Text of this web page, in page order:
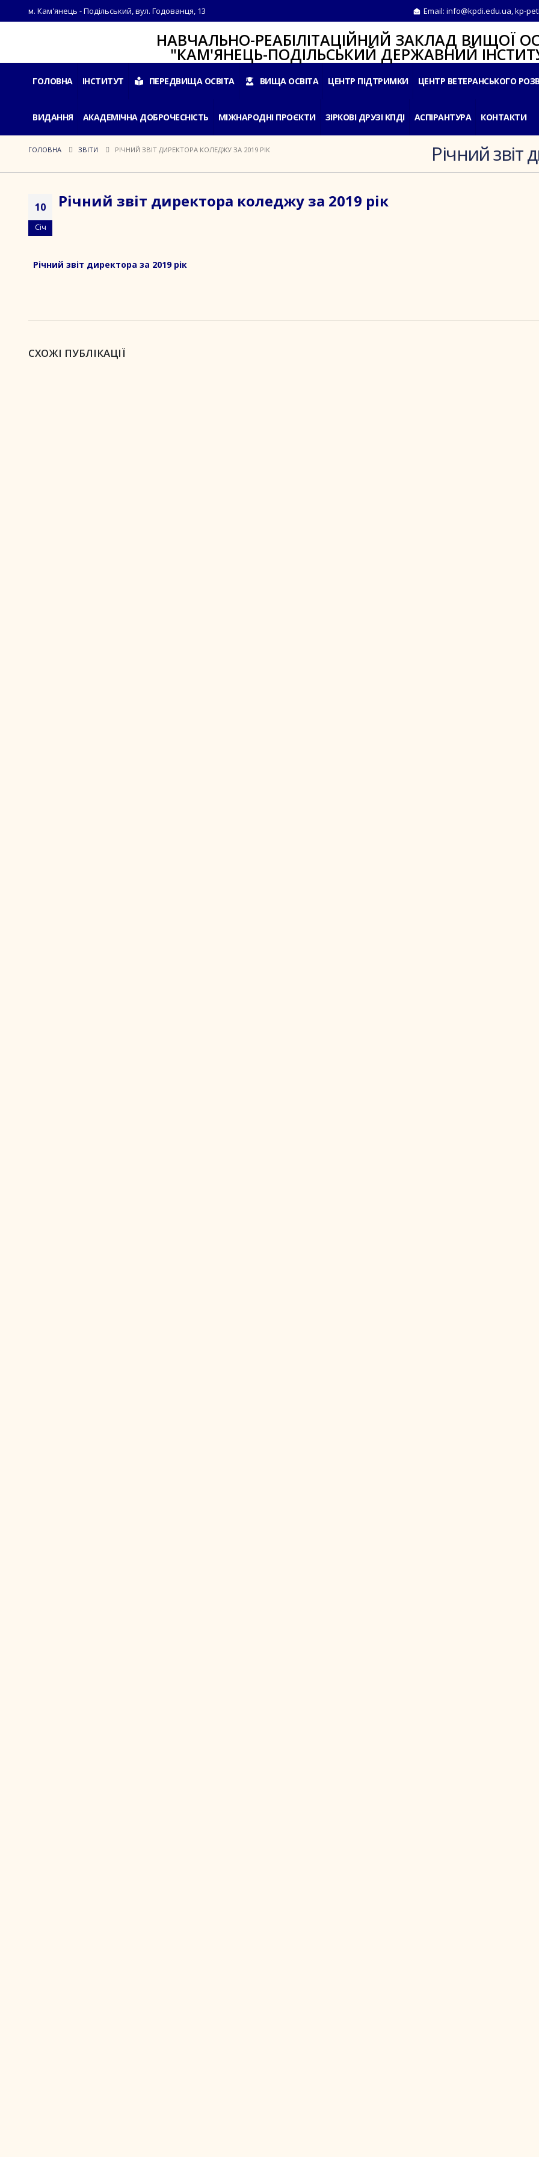
м. Кам'янець - Подільський, вул. Годованця, 13 Email: info@kpdi.edu.ua,kp-
НАВЧАЛЬНО-РЕАБІЛІТАЦІЙНИЙ ЗАКЛАД ВИЩОЇ
"КАМ'ЯНЕЦЬ-ПОДІЛЬСЬКИЙ ДЕРЖАВНИЙ
ГОЛОВНА ІНСТИТУТ ПЕРЕДВИЩА ОСВІТА ВИЩА ОСВІТА ЦЕНТР ПІДТРИМКИ ЦЕНТР ВЕТЕРАНСЬКОГО
ВИДАННЯ АКАДЕМІЧНА ДОБРОЧЕСНІСТЬ МІЖНАРОДНІ ПРОЄКТИ ЗІРКОВІ ДРУЗІ КПДІ АСПІРАНТУРА КОНТАКТИ
Річний звіт
ГОЛОВНА ЗВІТИ РІЧНИЙ ЗВІТ ДИРЕКТОРА КОЛЕДЖУ ЗА 2019 РІК
10
Січ
Річний звіт директора коледжу за 2019 рік
Річний звіт директора за 2019 рік
СХОЖІ ПУБЛІКАЦІЇ